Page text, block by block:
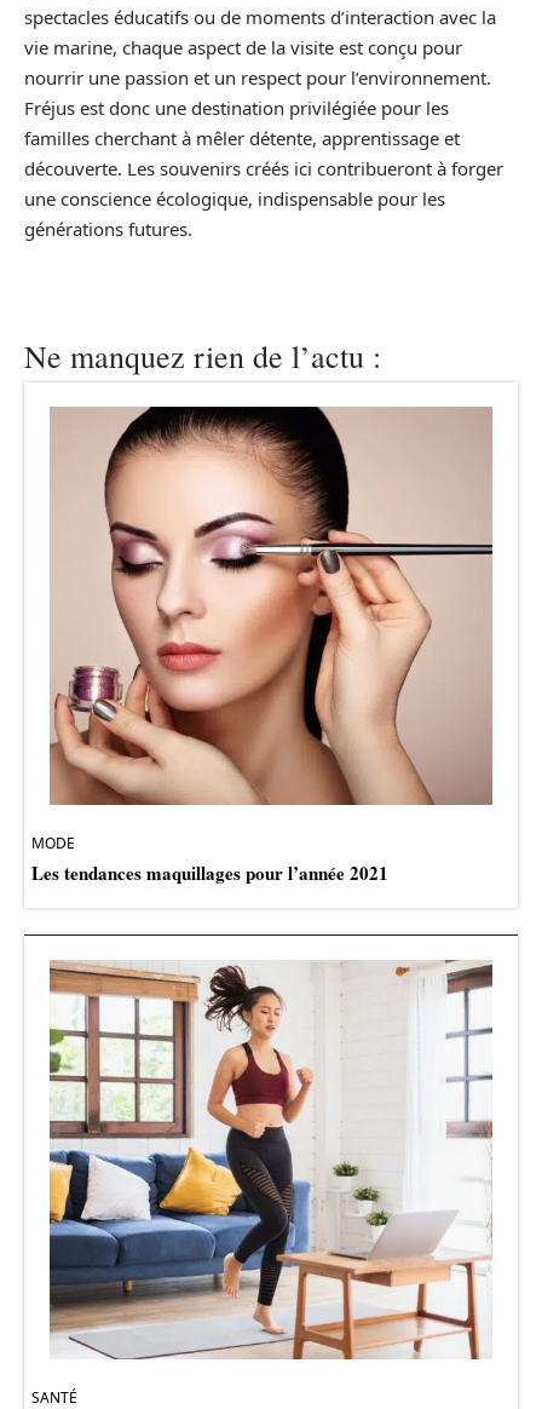
spectacles éducatifs ou de moments d’interaction avec la
vie marine, chaque aspect de la visite est conçu pour
nourrir une passion et un respect pour l’environnement.
Fréjus est donc une destination privilégiée pour les
familles cherchant à mêler détente, apprentissage et
découverte. Les souvenirs créés ici contribueront à forger
une conscience écologique, indispensable pour les
générations futures.
Ne manquez rien de l’actu :
MODE
Les tendances maquillages pour l’année 2021
SANTÉ